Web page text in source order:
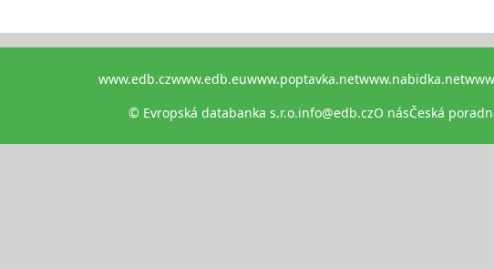
www.edb.czwww.edb.euwww.poptavka.netwww.nabidka.net
© Evropská databanka s.r.o.info@edb.czO násČeská